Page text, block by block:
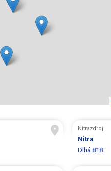
Nitrazdroj
Nitra
Dlhá 818